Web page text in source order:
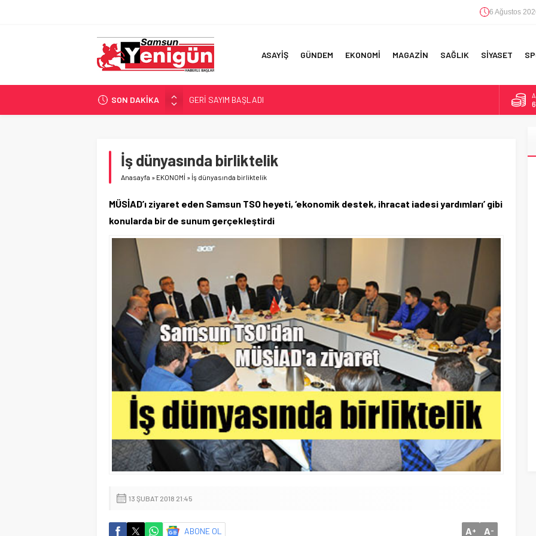
6 Ağustos
ASAYİŞ GÜNDEM EKONOMİ MAGAZİN SAĞLIK SİYASET
SON DAKİKA
GERİ SAYIM BAŞLADI
SAMSUNSPOR’DA HEDEF 5’İNCİLİK!
İŞTE FINDIK FİYATI!
YÖNETİCİ SEÇERKEN YAPILAN EN BÜYÜK HATALAR
İş dünyasında birliktelik
Anasayfa » EKONOMİ » İş dünyasında birliktelik
MÜSİAD’ı ziyaret eden Samsun TSO heyeti, ‘ekonomik destek, ihracat iadesi yardımları’ gibi
konularda bir de sunum gerçekleştirdi
13 ŞUBAT 2018 21:45
ABONE OL A+ A-